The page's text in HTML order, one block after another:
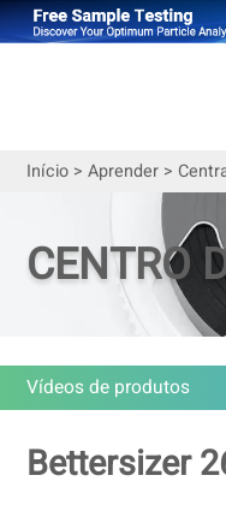
Início> Aprender>
CENTRO
Vídeos de produtos
Bettersizer